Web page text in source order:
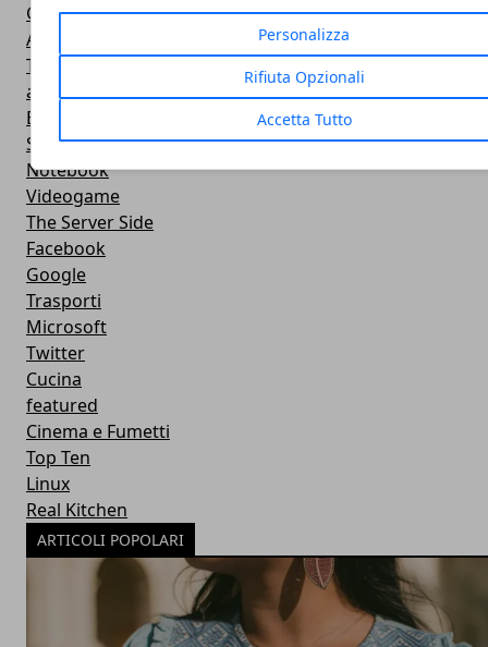
Personalizza
Rifiuta Opzionali
Accetta Tutto
General
Auto e Moto
TV
audio
Ecologia e Ambiente
Smart Baby
Notebook
Videogame
The Server Side
Facebook
Google
Trasporti
Microsoft
Twitter
Cucina
featured
Cinema e Fumetti
Top Ten
Linux
Real Kitchen
ARTICOLI POPOLARI